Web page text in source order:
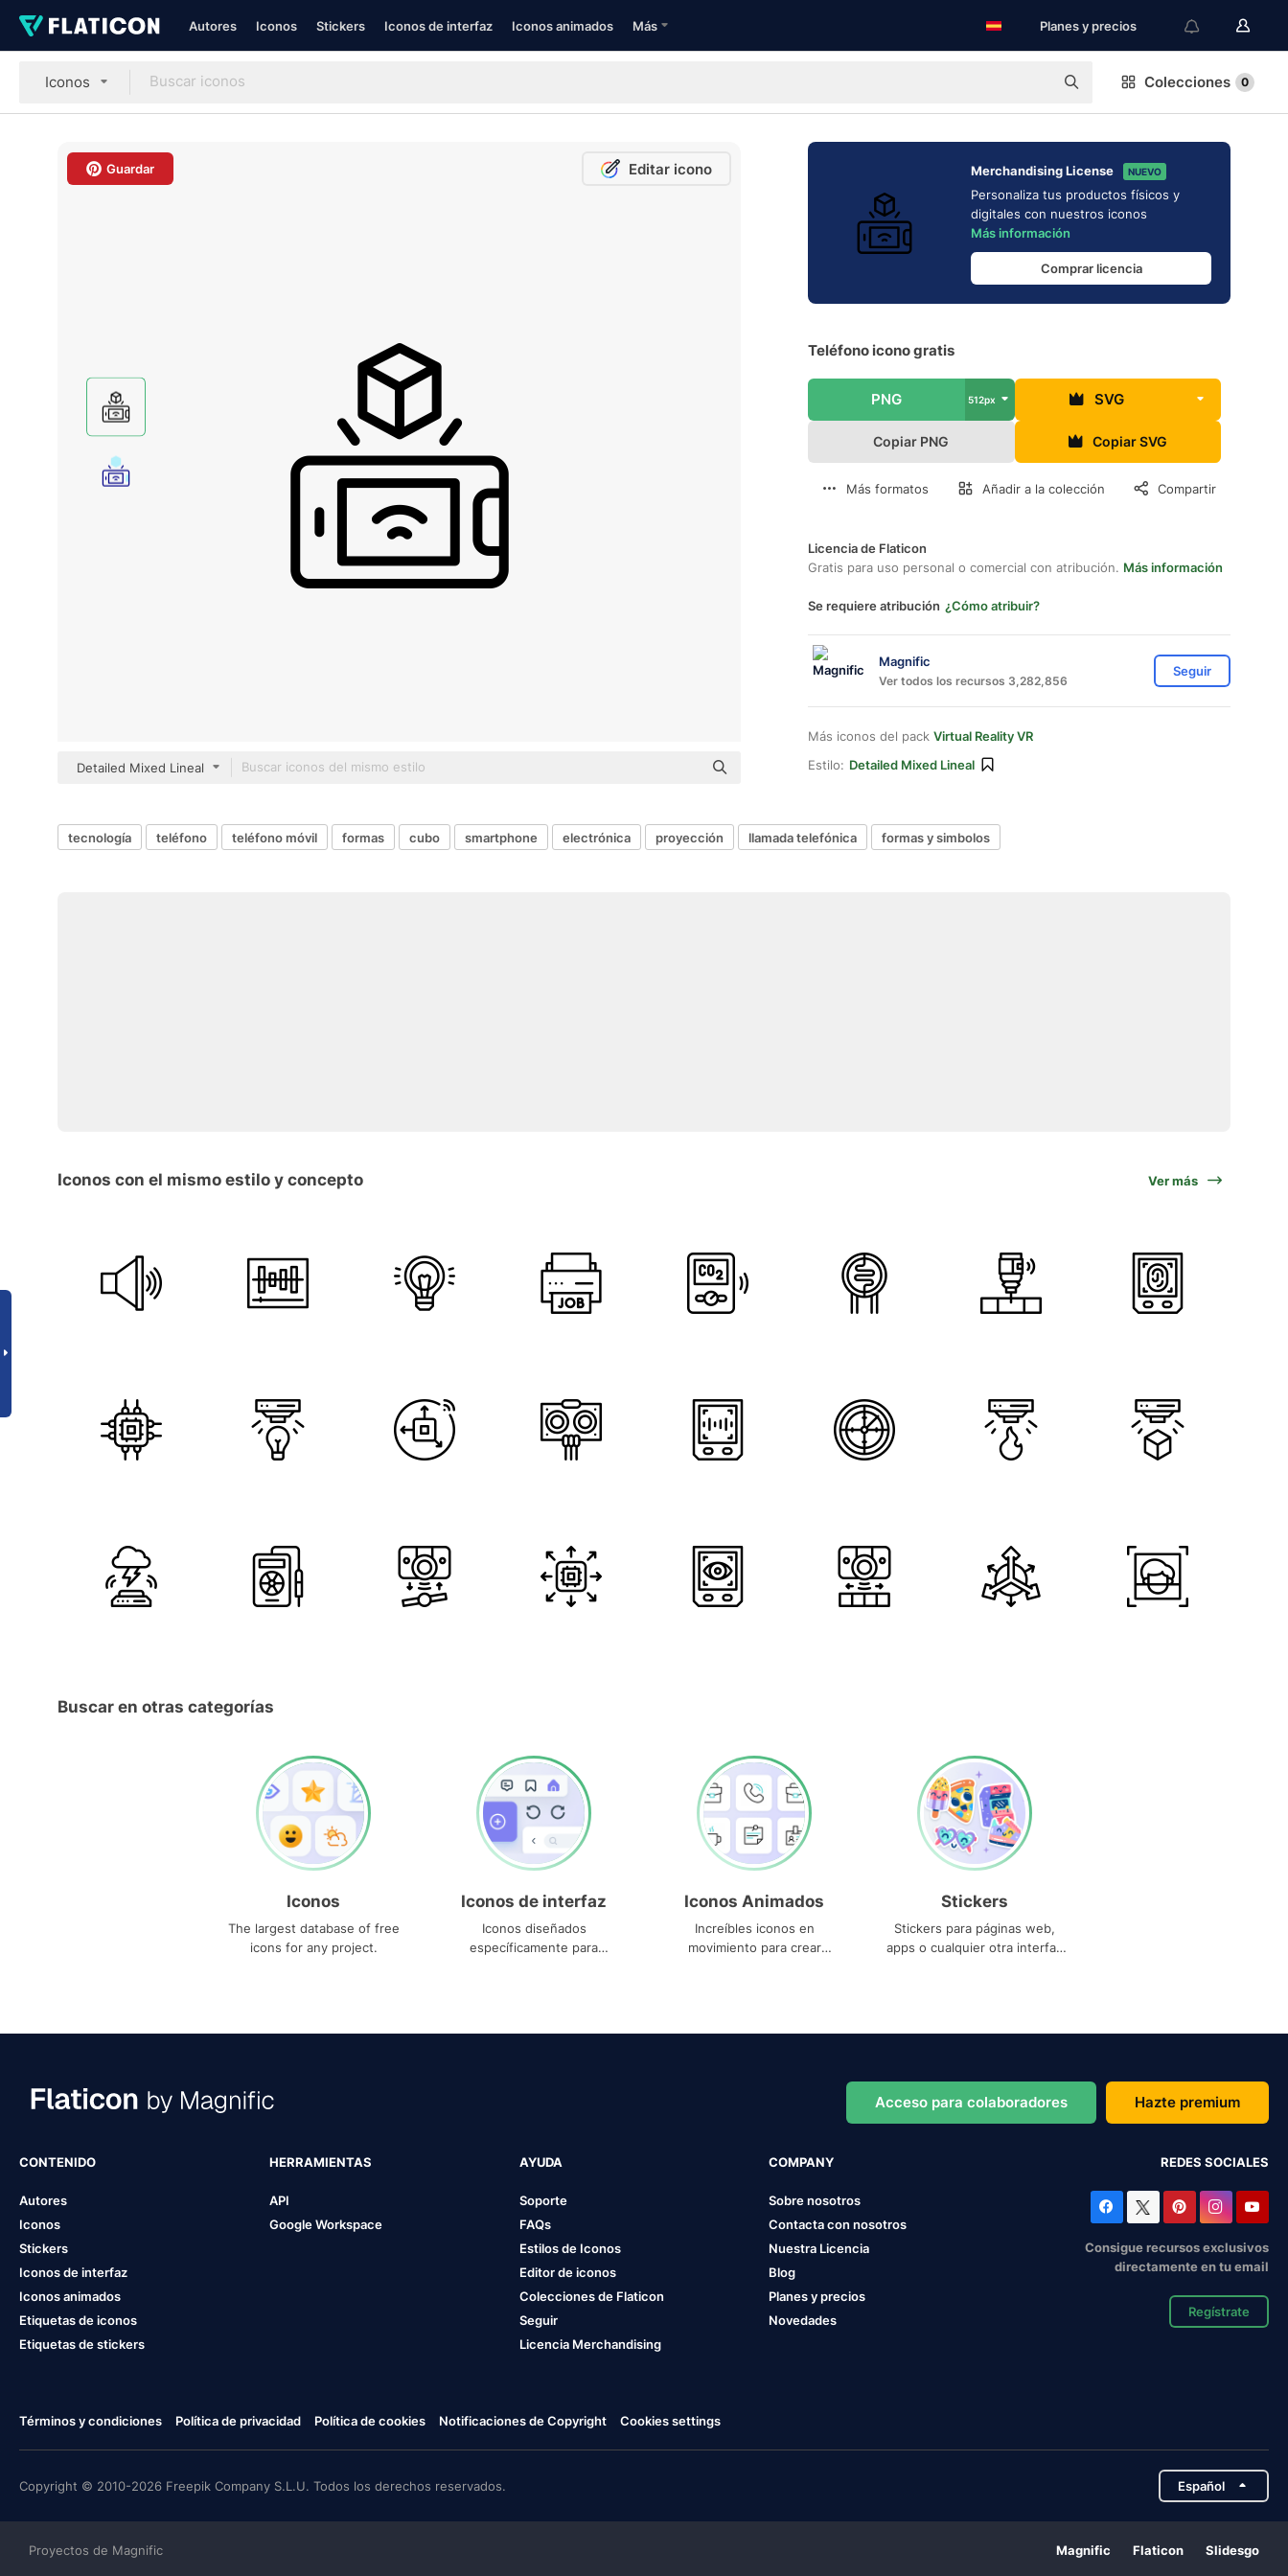
Autores Iconos Stickers Iconos de interfaz Iconos animados Más Planes y precios
Iconos Colecciones 0
Guardar Editar icono
Detailed Mixed Lineal
Merchandising License NUEVO
Personaliza tus productos físicos y
digitales con nuestros iconos
Más información
Comprar licencia
Teléfono icono gratis
PNG 512px SVG
Copiar PNG Copiar SVG
Más formatos Añadir a la colección Compartir
Licencia de Flaticon
Gratis para uso personal o comercial con atribución. Más información
Se requiere atribución ¿Cómo atribuir?
Magnific
Ver todos los recursos 3,282,856
Seguir
Más iconos del pack Virtual Reality VR
Estilo: Detailed Mixed Lineal
tecnología teléfono teléfono móvil formas cubo smartphone electrónica proyección llamada telefónica formas y simbolos
Iconos con el mismo estilo y concepto Ver más
Buscar en otras categorías
Iconos
The largest database of free
icons for any project.
Iconos de interfaz
Iconos diseñados
específicamente para
Iconos Animados
Increíbles iconos en
movimiento para crear
Stickers
Stickers para páginas web,
apps o cualquier otra interfaz
Acceso para colaboradores Hazte premium
CONTENIDO
Autores
Iconos
Stickers
Iconos de interfaz
Iconos animados
Etiquetas de iconos
Etiquetas de stickers
HERRAMIENTAS
API
Google Workspace
AYUDA
Soporte
FAQs
Estilos de Iconos
Editor de iconos
Colecciones de Flaticon
Seguir
Licencia Merchandising
COMPANY
Sobre nosotros
Contacta con nosotros
Nuestra Licencia
Blog
Planes y precios
Novedades
REDES SOCIALES
Consigue recursos exclusivos
directamente en tu email
Regístrate
Términos y condiciones Política de privacidad Política de cookies Notificaciones de Copyright Cookies settings
Copyright © 2010-2026 Freepik Company S.L.U. Todos los derechos reservados. Español
Proyectos de Magnific Magnific Flaticon Slidesgo